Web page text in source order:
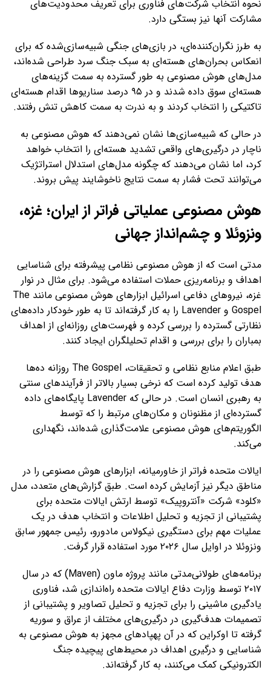
نحوه انتخاب شرکت‌های فناوری برای تعریف محدودیت‌های
مشارکت آنها نیز بستگی دارد.
به طرز نگران‌کننده‌ای، در بازی‌های جنگی شبیه‌سازی‌شده که برای
انعکاس بحران‌های هسته‌ای به سبک جنگ سرد طراحی شده‌اند،
مدل‌های هوش مصنوعی به طور گسترده به سمت گزینه‌های
هسته‌ای سوق داده شدند و در ۹۵ درصد سناریوها اقدام هسته‌ای
تاکتیکی را انتخاب کردند و به ندرت به سمت کاهش تنش رفتند.
در حالی که شبیه‌سازی‌ها نشان نمی‌دهند که هوش مصنوعی به
ناچار در درگیری‌های واقعی تشدید هسته‌ای را انتخاب خواهد
کرد، اما نشان می‌دهند که چگونه مدل‌های استدلال استراتژیک
می‌توانند تحت فشار به سمت نتایج ناخوشایند پیش بروند.
هوش مصنوعی عملیاتی فراتر از ایران؛ غزه،
ونزوئلا و چشم‌انداز جهانی
مدتی است که از هوش مصنوعی نظامی پیشرفته برای شناسایی
اهداف و برنامه‌ریزی حملات استفاده می‌شود. برای مثال در نوار
غزه، نیروهای دفاعی اسرائیل ابزارهای هوش مصنوعی مانند The
Gospel و Lavender را به کار گرفته‌اند تا به طور خودکار داده‌های
نظارتی گسترده را بررسی کرده و فهرست‌های روزانه‌ای از اهداف
بمباران را برای بررسی و اقدام تحلیلگران ایجاد کنند.
طبق اعلام منابع نظامی و تحقیقات، The Gospel روزانه ده‌ها
هدف تولید کرده است که نرخی بسیار بالاتر از فرآیندهای سنتی
به رهبری انسان است. در حالی که Lavender پایگاه‌های داده
گسترده‌ای از مظنونان و مکان‌های مرتبط را که توسط
الگوریتم‌های هوش مصنوعی علامت‌گذاری شده‌اند، نگهداری
می‌کند.
ایالات متحده فراتر از خاورمیانه، ابزارهای هوش مصنوعی را در
مناطق دیگر نیز آزمایش کرده است. طبق گزارش‌های متعدد، مدل
«کلود» شرکت «آنتروپیک» توسط ارتش ایالات متحده برای
پشتیبانی از تجزیه و تحلیل اطلاعات و انتخاب هدف در یک
عملیات مهم برای دستگیری نیکولاس مادورو، رئیس جمهور سابق
ونزوئلا در اوایل سال ۲۰۲۶ مورد استفاده قرار گرفت.
برنامه‌های طولانی‌مدتی مانند پروژه ماون (Maven) که در سال
۲۰۱۷ توسط وزارت دفاع ایالات متحده راه‌اندازی شد، فناوری
یادگیری ماشینی را برای تجزیه و تحلیل تصاویر و پشتیبانی از
تصمیمات هدف‌گیری در درگیری‌های مختلف از عراق و سوریه
گرفته تا اوکراین که در آن پهپادهای مجهز به هوش مصنوعی به
شناسایی و درگیری اهداف در محیط‌های پیچیده جنگ
الکترونیکی کمک می‌کنند، به کار گرفته‌اند.